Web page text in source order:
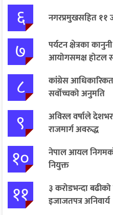
६ नगरप्रमुखसहित ११
७
पर्यटन क्षेत्रका
आयोगसमक्ष होटल
८
कांग्रेस
सर्वोच्चको अनुमति
९
अविरल वर्षाले
राजमार्ग अवरुद्ध
१०
नेपाल आयल निगमको
नियुक्त
११
३ करोडभन्दा
इजाजतपत्र अनिवार्य